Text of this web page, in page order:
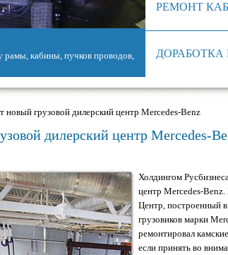
живого существа, железное
РЕМОНТ
ДОРАБОТКА
новый грузовой дилерский центр Mercedes-Benz
дилерский центр Mercedes-
Холдингом
центр Mercedes-
Центр, построенный
грузовиков марки
ремонтировал
если принять во